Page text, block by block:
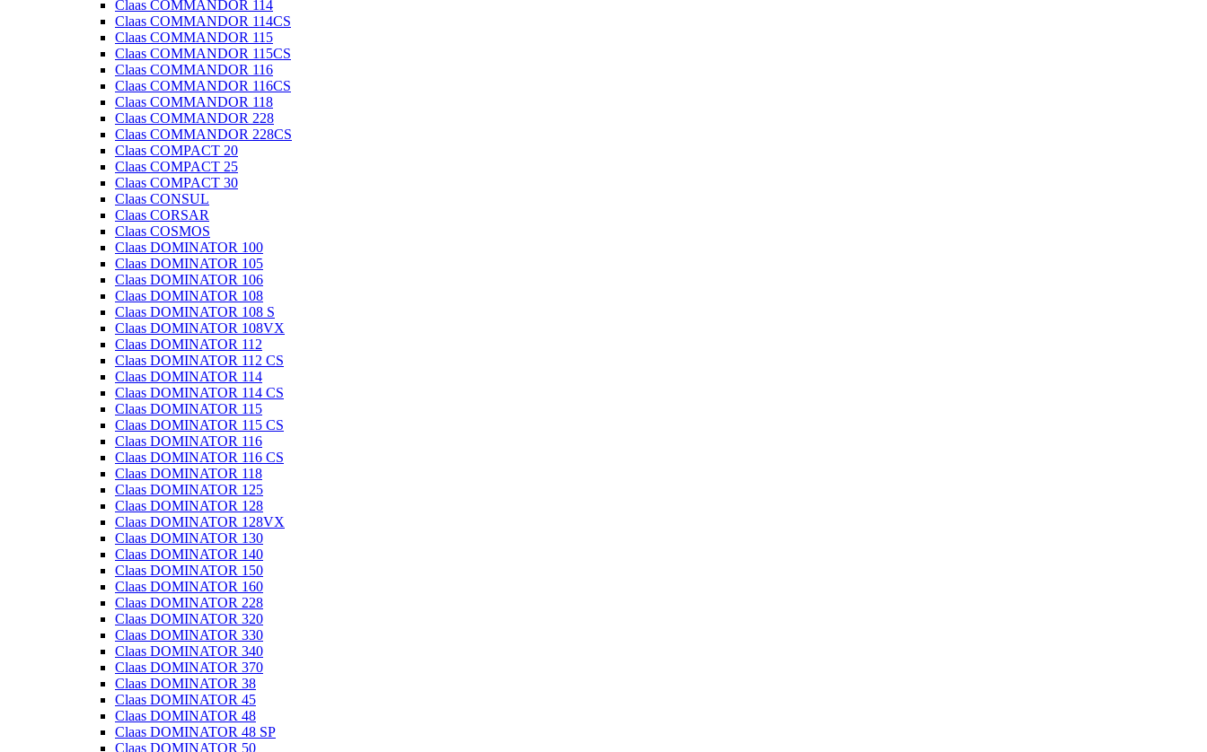
Claas COMMANDOR 114
Claas COMMANDOR 114CS
Claas COMMANDOR 115
Claas COMMANDOR 115CS
Claas COMMANDOR 116
Claas COMMANDOR 116CS
Claas COMMANDOR 118
Claas COMMANDOR 228
Claas COMMANDOR 228CS
Claas COMPACT 20
Claas COMPACT 25
Claas COMPACT 30
Claas CONSUL
Claas CORSAR
Claas COSMOS
Claas DOMINATOR 100
Claas DOMINATOR 105
Claas DOMINATOR 106
Claas DOMINATOR 108
Claas DOMINATOR 108 S
Claas DOMINATOR 108VX
Claas DOMINATOR 112
Claas DOMINATOR 112 CS
Claas DOMINATOR 114
Claas DOMINATOR 114 CS
Claas DOMINATOR 115
Claas DOMINATOR 115 CS
Claas DOMINATOR 116
Claas DOMINATOR 116 CS
Claas DOMINATOR 118
Claas DOMINATOR 125
Claas DOMINATOR 128
Claas DOMINATOR 128VX
Claas DOMINATOR 130
Claas DOMINATOR 140
Claas DOMINATOR 150
Claas DOMINATOR 160
Claas DOMINATOR 228
Claas DOMINATOR 320
Claas DOMINATOR 330
Claas DOMINATOR 340
Claas DOMINATOR 370
Claas DOMINATOR 38
Claas DOMINATOR 45
Claas DOMINATOR 48
Claas DOMINATOR 48 SP
Claas DOMINATOR 50